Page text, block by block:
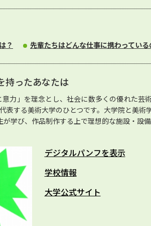
？ 先輩たちはどんな仕事に携わっている
持ったあなたは
力」を理念とし、社会に数多くの優れた芸
表する美術大学のひとつです。大学院と美術
学び、作品制作する上で理想的な施設・設備
デジタルパンフを表示
学校情報
大学公式サイト